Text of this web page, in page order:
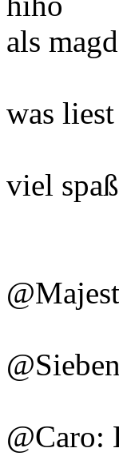
als
was
viel
@Caro: